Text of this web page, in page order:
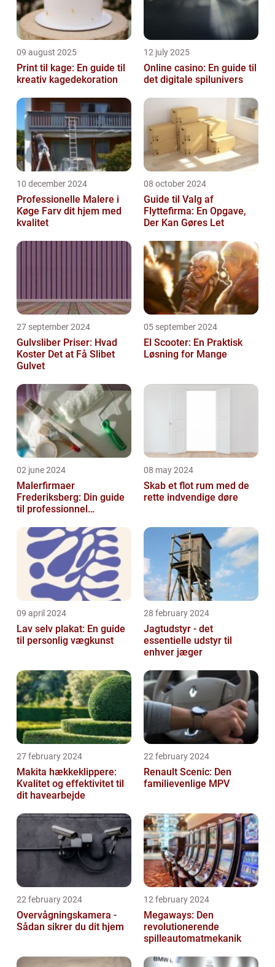
09 august 2025
Print til kage: En guide til
kreativ kagedekoration
12 july 2025
Online casino: En guide til
det digitale spilunivers
10 december 2024
Professionelle Malere i
Køge Farv dit hjem med
kvalitet
08 october 2024
Guide til Valg af
Flyttefirma: En Opgave,
Der Kan Gøres Let
27 september 2024
Gulvsliber Priser: Hvad
Koster Det at Få Slibet
Gulvet
05 september 2024
El Scooter: En Praktisk
Løsning for Mange
02 june 2024
Malerfirmaer
Frederiksberg: Din guide
til professionnel
08 may 2024
Skab et flot rum med de
rette indvendige døre
09 april 2024
Lav selv plakat: En guide
til personlig vægkunst
28 february 2024
Jagtudstyr - det
essentielle udstyr til
enhver jæger
27 february 2024
Makita hækkeklippere:
Kvalitet og effektivitet til
dit havearbejde
22 february 2024
Renault Scenic: Den
familievenlige MPV
22 february 2024
Overvågningskamera -
Sådan sikrer du dit hjem
12 february 2024
Megaways: Den
revolutionerende
spilleautomatmekanik